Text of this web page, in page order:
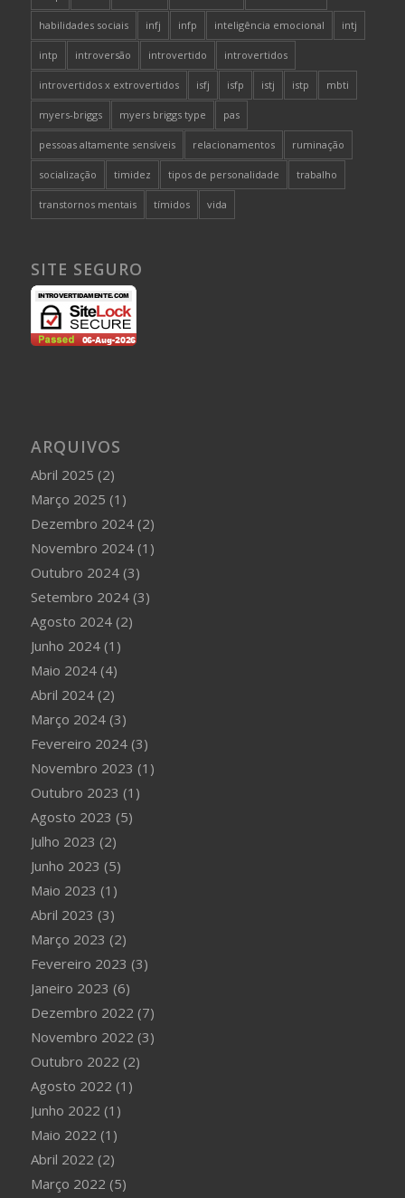
habilidades sociais infj infp inteligência emocional intj
intp introversão introvertido introvertidos
introvertidos x extrovertidos isfj isfp istj istp mbti
myers-briggs myers briggs type pas
pessoas altamente sensíveis relacionamentos ruminação
socialização timidez tipos de personalidade trabalho
transtornos mentais tímidos vida
SITE SEGURO
ARQUIVOS
Abril 2025 (2)
Março 2025 (1)
Dezembro 2024(2)
Novembro 2024(1)
Outubro 2024(3)
Setembro 2024(3)
Agosto 2024(2)
Junho 2024(1)
Maio 2024(4)
Abril 2024(2)
Março 2024(3)
Fevereiro 2024(3)
Novembro 2023 (1)
Outubro 2023 (1)
Agosto 2023 (5)
Julho 2023 (2)
Junho 2023 (5)
Maio 2023 (1)
Abril 2023 (3)
Março 2023 (2)
Fevereiro 2023 (3)
Janeiro 2023 (6)
Dezembro 2022 (7)
Novembro 2022 (3)
Outubro 2022 (2)
Agosto 2022 (1)
Junho 2022 (1)
Maio 2022 (1)
Abril 2022 (2)
Março 2022 (5)